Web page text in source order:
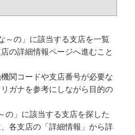
～の」に該当する支店を一覧
の詳細情報ページへ進むこと
関コードや支店番号が必要な
ガナを参考にしながら目的の
の」に該当する支店を探した
各支店の「詳細情報」から詳